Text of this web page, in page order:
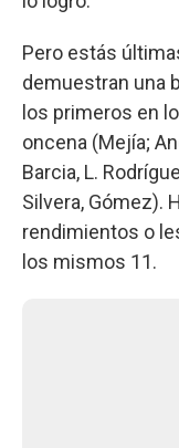
Pero estás
demuestran una
los primeros en
oncena (Mejía;
Barcia, L.
Silvera, Gómez).
rendimientos o
los mismos 11.